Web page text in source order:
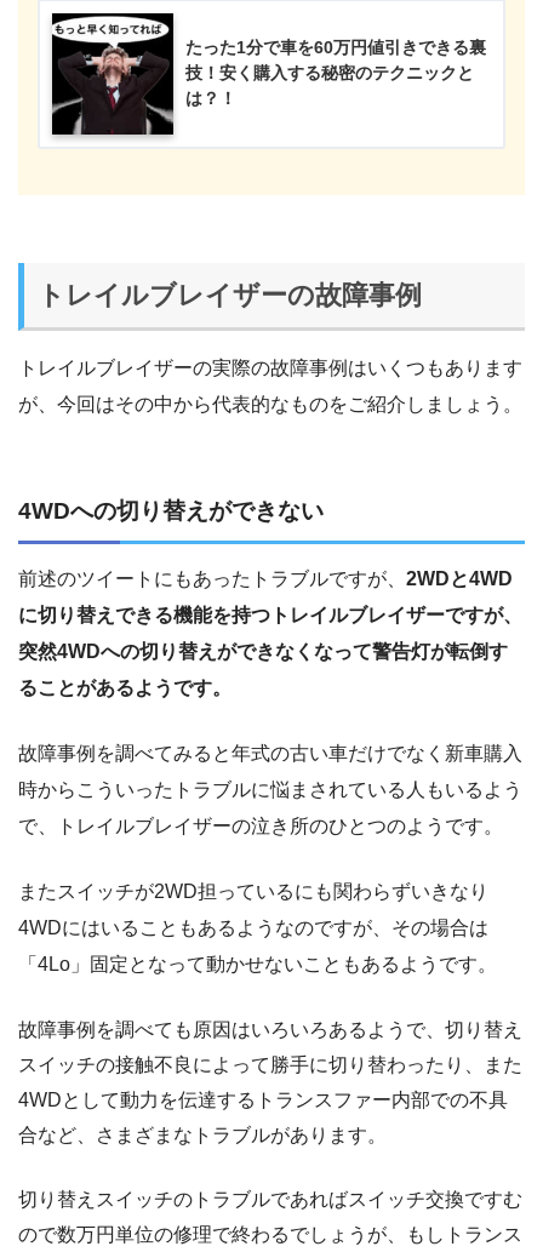
たった1分で車を60万円値引きできる裏
技！安く購入する秘密のテクニックと
は？！
トレイルブレイザーの故障事例
トレイルブレイザーの実際の故障事例はいくつもあります
が、今回はその中から代表的なものをご紹介しましょう。
4WDへの切り替えができない
前述のツイートにもあったトラブルですが、 2WDと4WD
に切り替えできる機能を持つトレイルブレイザーですが、
突然4WDへの切り替えができなくなって警告灯が転倒す
ることがあるようです。
故障事例を調べてみると年式の古い車だけでなく新車購入
時からこういったトラブルに悩まされている人もいるよう
で、トレイルブレイザーの泣き所のひとつのようです。
またスイッチが2WD担っているにも関わらずいきなり
4WDにはいることもあるようなのですが、その場合は
「4Lo」固定となって動かせないこともあるようです。
故障事例を調べても原因はいろいろあるようで、切り替え
スイッチの接触不良によって勝手に切り替わったり、また
4WDとして動力を伝達するトランスファー内部での不具
合など、さまざまなトラブルがあります。
切り替えスイッチのトラブルであればスイッチ交換ですむ
ので数万円単位の修理で終わるでしょうが、もしトランス